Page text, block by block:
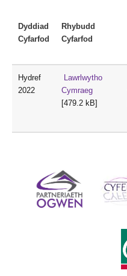
Dyddiad
Cyfarfod
Rhybudd
Cyfarfod
Hydref
2022
Lawrlwytho
Cymraeg
[479.2 kB]